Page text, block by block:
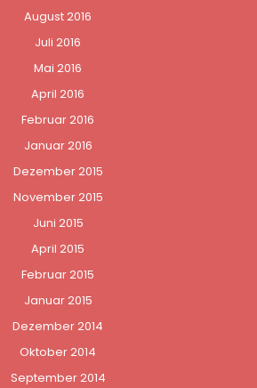
August 2016
Juli 2016
Mai 2016
April 2016
Februar 2016
Januar 2016
Dezember 2015
November 2015
Juni 2015
April 2015
Februar 2015
Januar 2015
Dezember 2014
Oktober 2014
September 2014